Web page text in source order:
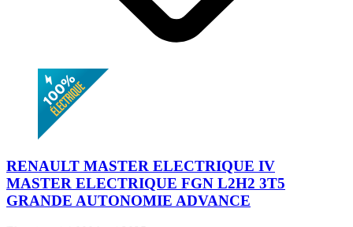
RENAULT MASTER ELECTRIQUE IV
MASTER ELECTRIQUE FGN L2H2 3T5
GRANDE AUTONOMIE ADVANCE